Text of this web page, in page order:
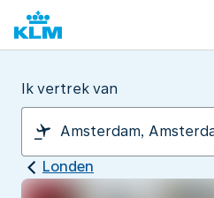
Ik vertrek van
Londen